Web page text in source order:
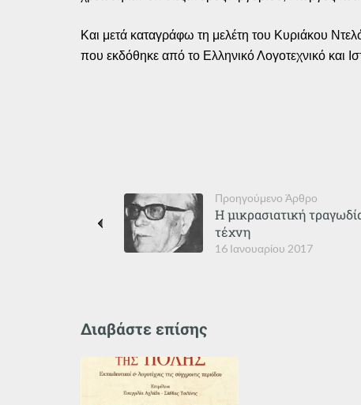
Και μετά καταγράφω τη μελέτη του Κυριάκου
που εκδόθηκε από το Ελληνικό Λογοτεχνικό και
Προηγούμενο Άρθρο
16 Ιανουαρίου 2017
Η μικρασιατική
τέχνη
Διαβάστε επίσης